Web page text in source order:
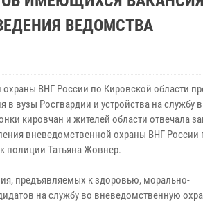
ВЕДОМСТВА
ВНГ России по Кировской области
в вузы Росгвардии и устройства на службу в
кировчан и жителей области отвечала
вневедомственной охраны ВНГ России
полиции Татьяна Жовнер.
предъявляемых к здоровью, морально-
на службу во вневедомственную